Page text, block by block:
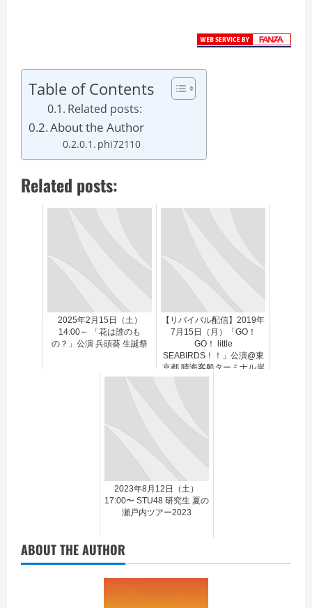
Table of Contents
Related posts:
About the Author
phi72110
Related posts:
2025年2月15日（土）
14:00～ 「花は誰のも
の？」公演 兵頭葵 生誕祭
【リバイバル配信】2019年
7月15日（月）「GO！
GO！ little
SEABIRDS！！」公演@東
京都 晴海客船ターミナル岸
2023年8月12日（土）
17:00〜 STU48 研究生 夏の
瀬戸内ツアー2023
ABOUT THE AUTHOR